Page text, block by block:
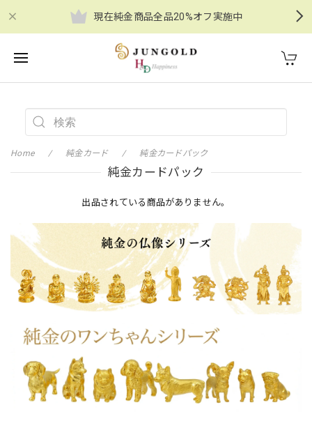
現在純金商品全品20%オフ実施中
Home 純金カード 純金カードパック
純金カードパック
出品されている商品がありません。